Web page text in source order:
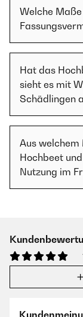
Welche
Hat das
sieht es mit
Schädlingen
Aus
Hochbeet
Nutzung im